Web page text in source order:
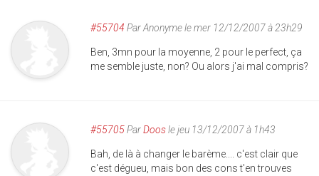
#55704 ParAnonymele mer 12/12/2007 à 23h29
Ben, 3mn pour la moyenne, 2 pour le perfect, ça
me semble juste, non? Ou alors j'ai mal compris?
#55705ParDoosle jeu 13/12/2007 à 1h43
Bah, de là à changer le barème.... c'est clair que
c'est dégueu, mais bon des cons t'en trouves